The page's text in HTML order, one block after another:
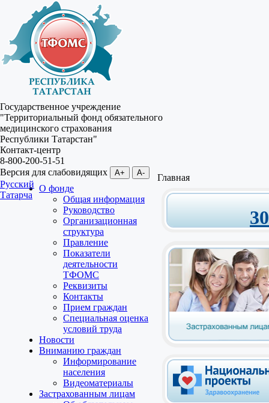
Государственное учреждение
"Территориальный фонд обязательного
медицинского страхования
Республики Татарстан"
Контакт-центр
8-800-200-51-51
Версия для слабовидящих
A+ A-
Русский
Татарча
О фонде
Общая информация
Руководство
Организационная
структура
Правление
Показатели
деятельности
ТФОМС
Реквизиты
Контакты
Прием граждан
Специальная оценка
условий труда
Новости
Вниманию граждан
Информирование
населения
Видеоматериалы
Застрахованным лицам
Главная